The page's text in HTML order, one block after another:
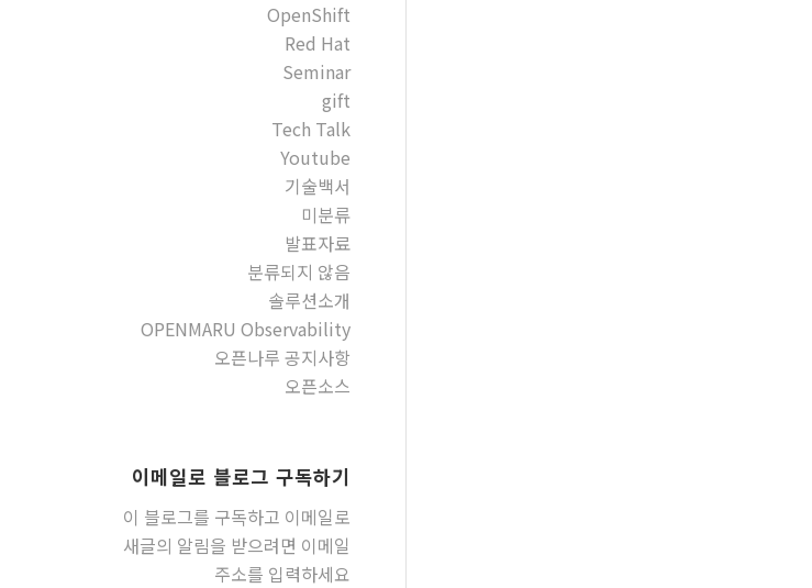
OpenShift
Red Hat
Seminar
gift
Tech Talk
Youtube
기술백서
미분류
발표자료
분류되지 않음
솔루션소개
OPENMARU Observability
오픈나루 공지사항
오픈소스
이메일로 블로그 구독하기
이 블로그를 구독하고 이메일로
새글의 알림을 받으려면 이메일
주소를 입력하세요